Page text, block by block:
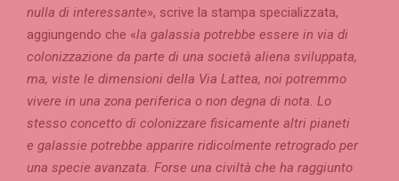
nulla di interessante», scrive la stampa specializzata,
aggiungendo che «la galassia potrebbe essere in via di
colonizzazione da parte di una società aliena sviluppata,
ma, viste le dimensioni della Via Lattea, noi potremmo
vivere in una zona periferica o non degna di nota. Lo
stesso concetto di colonizzare fisicamente altri pianeti
e galassie potrebbe apparire ridicolmente retrogrado per
una specie avanzata. Forse una civiltà che ha raggiunto